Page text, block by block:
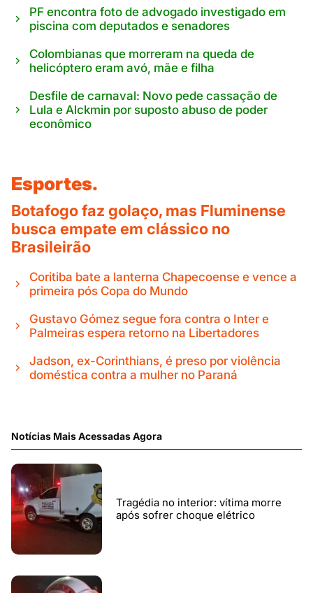
PF encontra foto de advogado investigado em
piscina com deputados e senadores
Colombianas que morreram na queda de
helicóptero eram avó, mãe e filha
Desfile de carnaval: Novo pede cassação de
Lula e Alckmin por suposto abuso de poder
econômico
Esportes.
Botafogo faz golaço, mas Fluminense
busca empate em clássico no
Brasileirão
Coritiba bate a lanterna Chapecoense e vence a
primeira pós Copa do Mundo
Gustavo Gómez segue fora contra o Inter e
Palmeiras espera retorno na Libertadores
Jadson, ex-Corinthians, é preso por violência
doméstica contra a mulher no Paraná
Notícias Mais Acessadas Agora
Tragédia no interior: vítima morre
após sofrer choque elétrico